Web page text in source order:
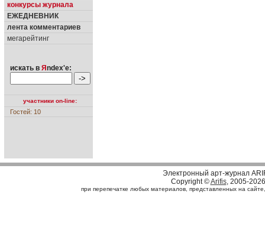
конкурсы журнала
ЕЖЕДНЕВНИК
лента комментариев
мегарейтинг
искать в Я ndex'е:
участники on-line:
Гостей: 10
Электронный арт-журнал
Copyright ©Arifis, 2005-2026
при перепечатке любых материалов, представленных на